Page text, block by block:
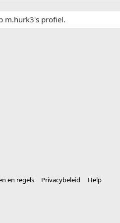
m.hurk3's profiel.
en regels Privacybeleid
Help